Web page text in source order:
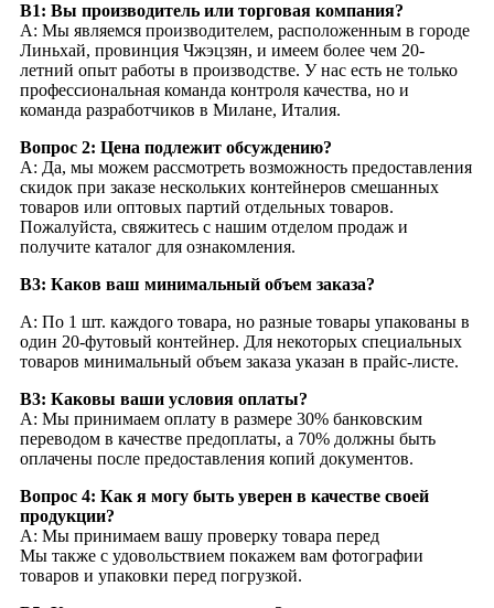
В1: Вы производитель или торговая компания?
А: Мы являемся производителем, расположенным в городе
Линьхай, провинция Чжэцзян, и имеем более чем 20-
летний опыт работы в производстве. У нас есть не только
профессиональная команда контроля качества, но и
команда разработчиков в Милане, Италия.
Вопрос 2: Цена подлежит обсуждению?
А: Да, мы можем рассмотреть возможность предоставления
скидок при заказе нескольких контейнеров смешанных
товаров или оптовых партий отдельных товаров.
Пожалуйста, свяжитесь с нашим отделом продаж и
получите каталог для ознакомления.
В3: Каков ваш минимальный объем заказа?
A: По 1 шт. каждого товара, но разные товары упакованы в
один 20-футовый контейнер. Для некоторых специальных
товаров минимальный объем заказа указан в прайс-листе.
В3: Каковы ваши условия оплаты?
А: Мы принимаем оплату в размере 30% банковским
переводом в качестве предоплаты, а 70% должны быть
оплачены после предоставления копий документов.
Вопрос 4: Как я могу быть уверен в качестве своей
продукции?
А: Мы принимаем вашу проверку товара перед
Мы также с удовольствием покажем вам фотографии
товаров и упаковки перед погрузкой.